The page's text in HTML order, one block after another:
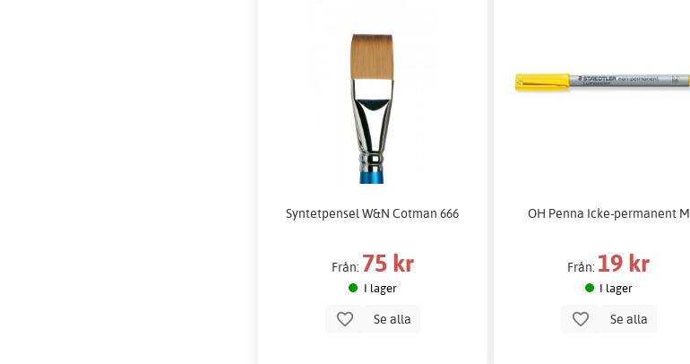
Syntetpensel W&N Cotman 666
Från: 75 kr
I lager
Se alla
OH Penna Icke-permanent M
Från: 19 kr
I lager
Se alla